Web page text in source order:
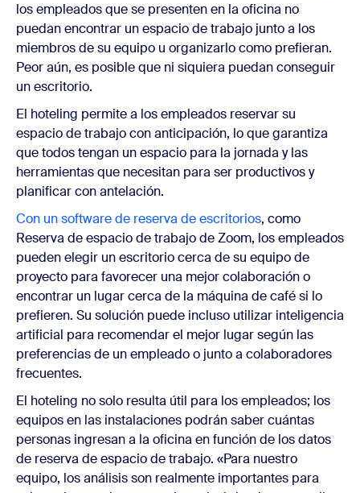
los empleados que se presenten en la oficina no
puedan encontrar un espacio de trabajo junto a los
miembros de su equipo u organizarlo como prefieran.
Peor aún, es posible que ni siquiera puedan conseguir
un escritorio.
El hoteling permite a los empleados reservar su
espacio de trabajo con anticipación, lo que garantiza
que todos tengan un espacio para la jornada y las
herramientas que necesitan para ser productivos y
planificar con antelación.
Con un software de reserva de escritorios, como
Reserva de espacio de trabajo de Zoom, los empleados
pueden elegir un escritorio cerca de su equipo de
proyecto para favorecer una mejor colaboración o
encontrar un lugar cerca de la máquina de café si lo
prefieren. Su solución puede incluso utilizar inteligencia
artificial para recomendar el mejor lugar según las
preferencias de un empleado o junto a colaboradores
frecuentes.
El hoteling no solo resulta útil para los empleados; los
equipos en las instalaciones podrán saber cuántas
personas ingresan a la oficina en función de los datos
de reserva de espacio de trabajo. «Para nuestro
equipo, los análisis son realmente importantes para